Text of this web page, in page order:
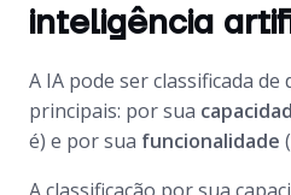
inteligência
A IA pode ser classificada de
principais: por sua
é) e por sua funcionalidade